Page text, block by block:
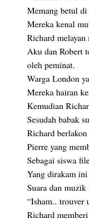
Memang betul di
Mereka kenal
Richard melayan
Aku dan Robert
oleh peminat.
Warga London
Mereka hairan
Kemudian
Sesudah babak
Richard
Pierre yang
Sebagai siswa
Yang dirakam
Suara dan
“Isham.. trouver
Richard